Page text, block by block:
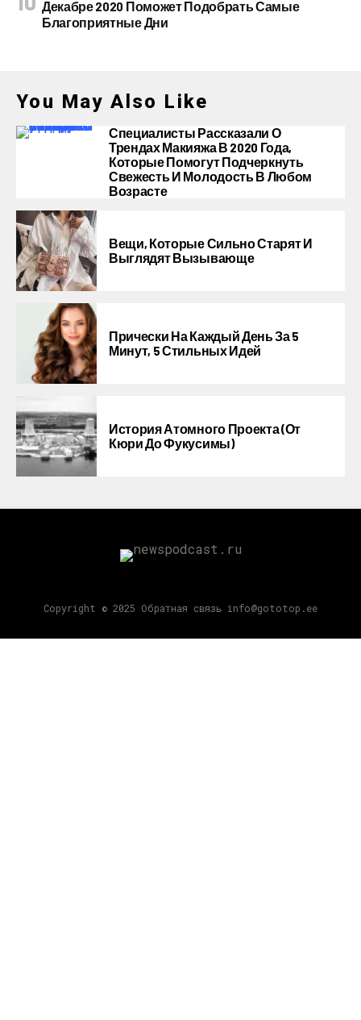
Декабре 2020 Поможет Подобрать Самые
Благоприятные Дни
You May Also Like
Специалисты Рассказали О
Трендах Макияжа В 2020 Года,
Которые Помогут Подчеркнуть
Свежесть И Молодость В Любом
Возрасте
Вещи, Которые Сильно Старят И
Выглядят Вызывающе
Прически На Каждый День За 5
Минут, 5 Стильных Идей
История Атомного Проекта (от
Кюри До Фукусимы)
Copyright © 2025 Обратная связь info@gototop.ee